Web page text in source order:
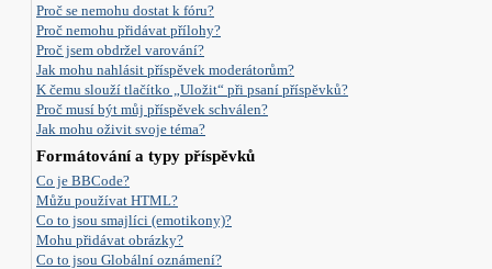
Proč se nemohu dostat k fóru?
Proč nemohu přidávat přílohy?
Proč jsem obdržel varování?
Jak mohu nahlásit příspěvek moderátorům?
K čemu slouží tlačítko „Uložit“ při psaní příspěvků?
Proč musí být můj příspěvek schválen?
Jak mohu oživit svoje téma?
Formátování a typy příspěvků
Co je BBCode?
Můžu používat HTML?
Co to jsou smajlíci (emotikony)?
Mohu přidávat obrázky?
Co to jsou Globální oznámení?